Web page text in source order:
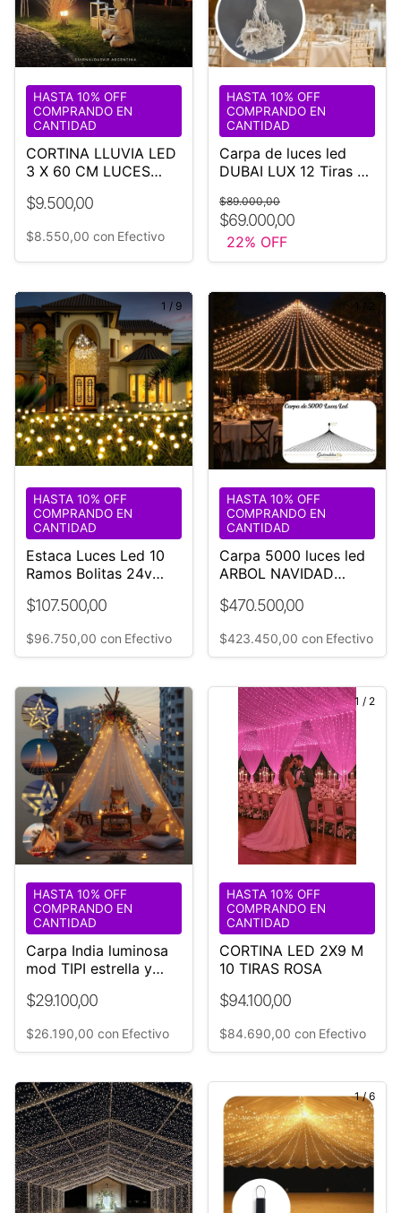
CORTINA LLUVIA LED
3 X 60 CM LUCES
$9.500,00
HASTA 10% OFF
COMPRANDO EN
CANTIDAD
$8.550,00 con Efectivo
Carpa de luces led
DUBAI LUX 12 Tiras de
$69.000,00
$89.000,00
22% OFF
HASTA 10% OFF
COMPRANDO EN
CANTIDAD
1 / 9
Estaca Luces Led 10
Ramos Bolitas 24v
Cálido
$107.500,00
HASTA 10% OFF
COMPRANDO EN
CANTIDAD
$96.750,00 con Efectivo
1 2
Carpa 5000 luces led
ARBOL NAVIDAD
$470.500,00
HASTA 10% OFF
COMPRANDO EN
CANTIDAD
$423.450,00 con Efectivo
Carpa India luminosa
mod TIPI estrella y
$29.100,00
HASTA 10% OFF
COMPRANDO EN
CANTIDAD
$26.190,00 con Efectivo
1 / 2
CORTINA LED 2X9 M
10 TIRAS ROSA
$94.100,00
HASTA 10% OFF
COMPRANDO EN
CANTIDAD
$84.690,00 con Efectivo
1/6